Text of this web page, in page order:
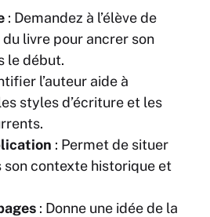
: Demandez à l’élève de
livre pour ancrer son
le début.
l’auteur aide à
styles d’écriture et les
: Permet de situer
son contexte historique et
: Donne une idée de la